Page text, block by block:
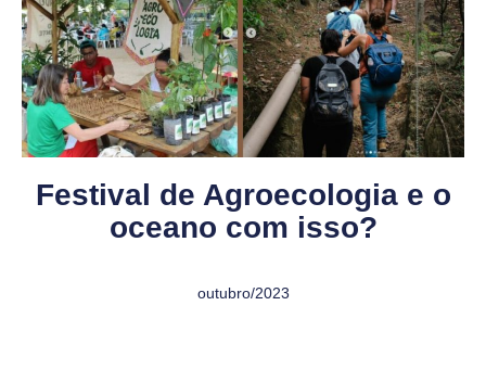
Festival de Agroecologia e o
oceano com isso?
outubro/2023